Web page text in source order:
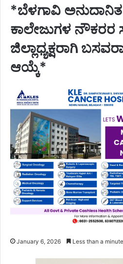
*ಬೆಳಗಾವಿ ಅನುದಾನಿತ
ಕಾಲೇಜುಗಳ
ಜಿಲ್ಲಾಧ್ಯಕ್ಷರಾಗಿ
ಆಯ್ಕೆ*
January 6, 2026 Less than a minute